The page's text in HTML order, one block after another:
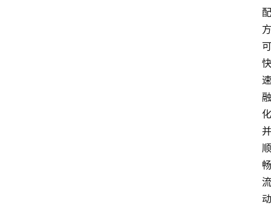
配
方
可
快
速
融
化
并
顺
畅
流
动